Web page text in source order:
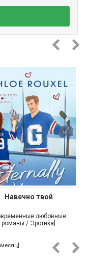
Навечно твой
любовные
романы / Эротика]